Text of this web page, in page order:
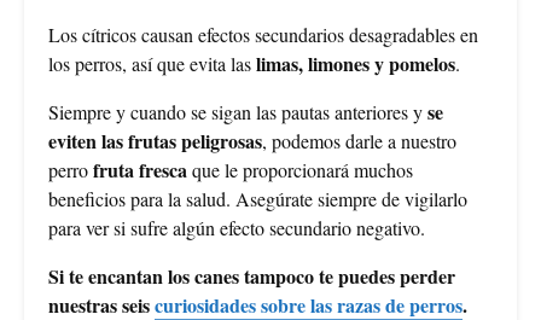
Los cítricos causan efectos secundarios desagradables en
los perros, así que evita laslimas, limones y pomelos.
Siempre y cuando se sigan las pautas anteriores yse
eviten las frutas peligrosas, podemos darle a nuestro
perrofruta fresca que le proporcionará muchos
beneficios para la salud. Asegúrate siempre de vigilarlo
para ver si sufre algún efecto secundario negativo.
Si te encantan los canes tampoco te puedes perder
nuestras seiscuriosidades sobre las razas de perros.